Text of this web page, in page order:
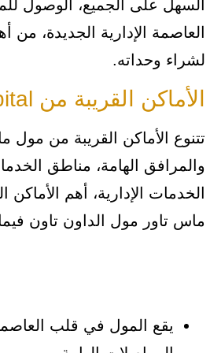
السهل على الجميع، الوصول
العاصمة الإدارية الجديدة،
لشراء وحداته.
الأماكن القريبة من Mall Mas Tower New Capital
تتنوع الأماكن القريبة من مول
والمرافق الهامة، مناطق
الخدمات الإدارية، أهم
ماس تاور مول الداون تاون
يقع المول في قلب